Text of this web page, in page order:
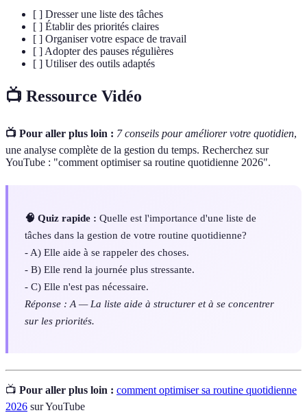
[ ] Dresser une liste des tâches
[ ] Établir des priorités claires
[ ] Organiser votre espace de travail
[ ] Adopter des pauses régulières
[ ] Utiliser des outils adaptés
📺 Ressource Vidéo
📺 Pour aller plus loin : 7 conseils pour améliorer votre quotidien,
une analyse complète de la gestion du temps. Recherchez sur
YouTube : "comment optimiser sa routine quotidienne 2026".
🧠 Quiz rapide : Quelle est l'importance d'une liste de
tâches dans la gestion de votre routine quotidienne?
- A) Elle aide à se rappeler des choses.
- B) Elle rend la journée plus stressante.
- C) Elle n'est pas nécessaire.
Réponse : A — La liste aide à structurer et à se concentrer
sur les priorités.
📺 Pour aller plus loin : comment optimiser sa routine quotidienne
2026 sur YouTube